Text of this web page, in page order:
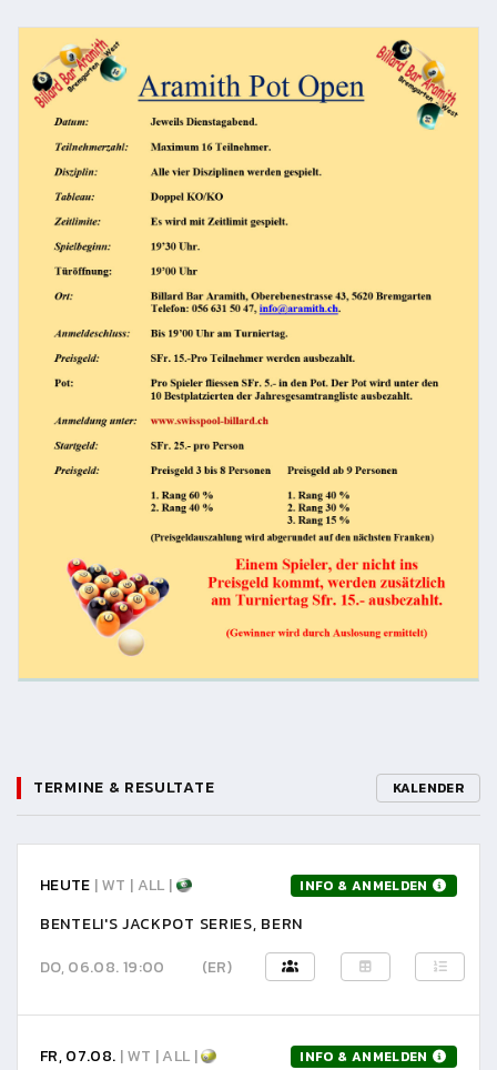
TERMINE & RESULTATE KALENDER
HEUTE | WT | ALL | INFO & ANMELDEN
BENTELI'S JACKPOT SERIES, BERN
DO, 06.08. 19:00
(ER)
FR, 07.08. | WT | ALL | INFO & ANMELDEN